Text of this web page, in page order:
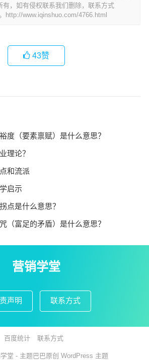
有，如有侵权联系我们删除，联系方式
http://www.iqinshuo.com/4766.html
43赞
度（要素禀赋）是什么意思？
理论？
和流派
启示
点是什么意思？
（富足的矛盾）是什么意思？
营销学堂
声明 联系方式
百度统计 联系方式
堂 - 主题巴巴原创 WordPress 主题